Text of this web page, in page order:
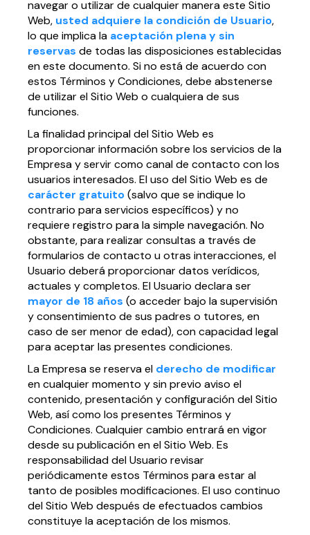
navegar o utilizar de cualquier manera este Sitio
Web, usted adquiere la condición de Usuario,
lo que implica la aceptación plena y sin
reservas de todas las disposiciones establecidas
en este documento. Si no está de acuerdo con
estos Términos y Condiciones, debe abstenerse
de utilizar el Sitio Web o cualquiera de sus
funciones.
La finalidad principal del Sitio Web es
proporcionar información sobre los servicios de la
Empresa y servir como canal de contacto con los
usuarios interesados. El uso del Sitio Web es de
carácter gratuito(salvo que se indique lo
contrario para servicios específicos) y no
requiere registro para la simple navegación. No
obstante, para realizar consultas a través de
formularios de contacto u otras interacciones, el
Usuario deberá proporcionar datos verídicos,
actuales y completos. El Usuario declara ser
mayor de 18 años (o acceder bajo la supervisión
y consentimiento de sus padres o tutores, en
caso de ser menor de edad), con capacidad legal
para aceptar las presentes condiciones.
La Empresa se reserva el derecho de modificar
en cualquier momento y sin previo aviso el
contenido, presentación y configuración del Sitio
Web, así como los presentes Términos y
Condiciones. Cualquier cambio entrará en vigor
desde su publicación en el Sitio Web. Es
responsabilidad del Usuario revisar
periódicamente estos Términos para estar al
tanto de posibles modificaciones. El uso continuo
del Sitio Web después de efectuados cambios
constituye la aceptación de los mismos.